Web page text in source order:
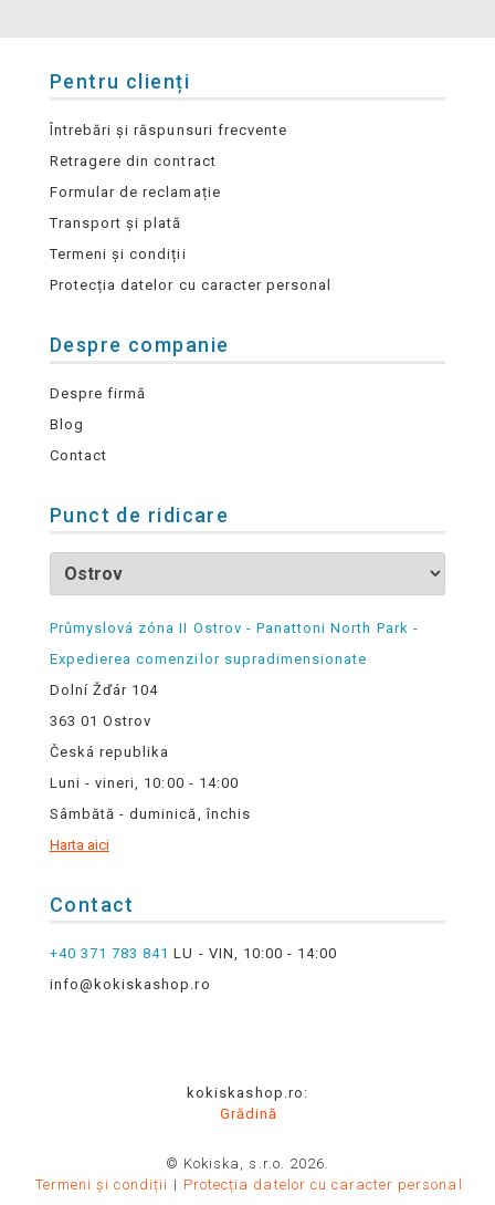
Pentru clienți
Întrebări și răspunsuri frecvente
Retragere din contract
Formular de reclamație
Transport și plată
Termeni și condiții
Protecția datelor cu caracter personal
Despre companie
Despre firmă
Blog
Contact
Punct de ridicare
Průmyslová zóna II Ostrov - Panattoni North Park -
Expedierea comenzilor supradimensionate
Dolní Žďár 104
363 01 Ostrov
Česká republika
Luni - vineri, 10:00 - 14:00
Sâmbătă - duminică, închis
Harta aici
Contact
+40 371 783 841 LU - VIN, 10:00 - 14:00
info@kokiskashop.ro
kokiskashop.ro:
Grădină
© Kokiska, s.r.o. 2026.
Termeni și condiții
Protecția datelor cu caracter personal